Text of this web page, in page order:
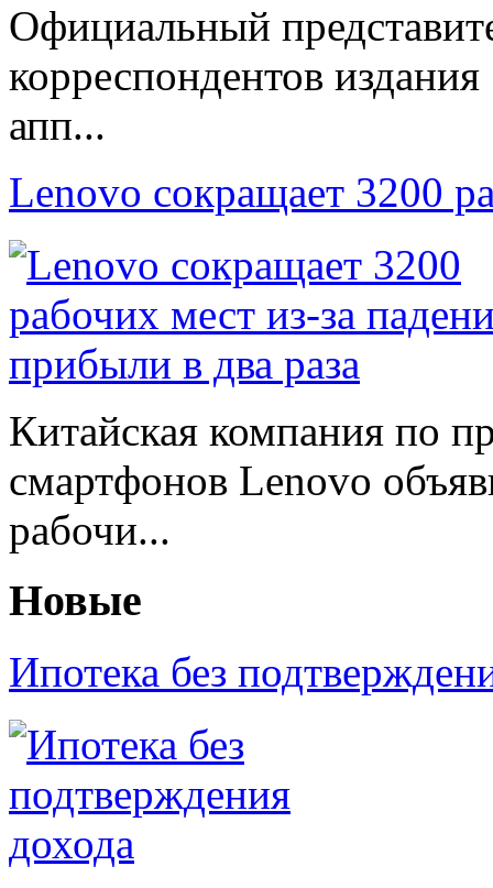
Официальный
корреспондентов
апп...
Lenovo сокращает 3200
Китайская компания по
смартфонов Lenovo
рабочи...
Новые
Ипотека без